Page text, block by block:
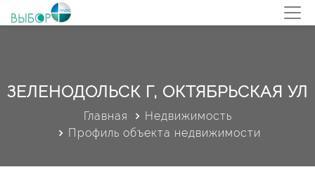
ЗЕЛЕНОДОЛЬСК Г, ОКТЯБРЬСКАЯ УЛ
Главная
Недвижимость
Профиль объекта недвижимости